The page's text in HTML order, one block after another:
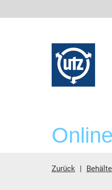
Zurück